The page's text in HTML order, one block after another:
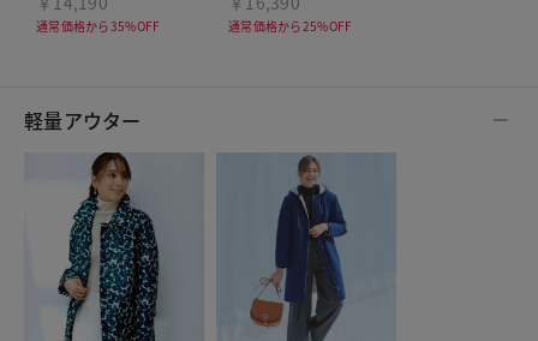
通常価格から35%OFF 通常価格から25%OFF
軽量アウター